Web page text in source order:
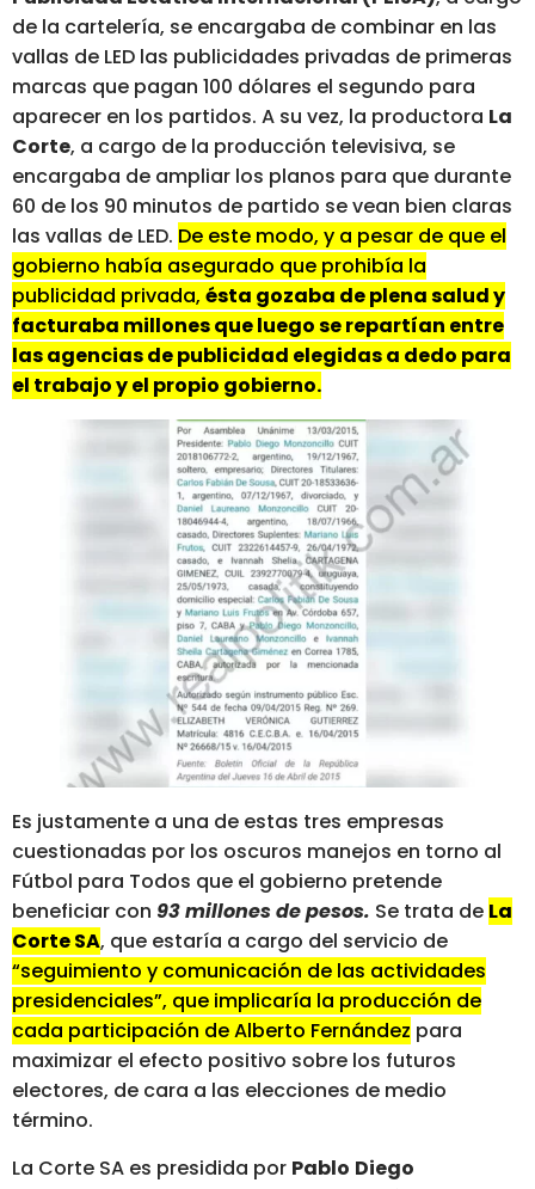
de la cartelería, se encargaba de combinar en las
vallas de LED las publicidades privadas de primeras
marcas que pagan 100 dólares el segundo para
aparecer en los partidos. A su vez, la productora La
Corte, a cargo de la producción televisiva, se
encargaba de ampliar los planos para que durante
60 de los 90 minutos de partido se vean bien claras
las vallas de LED. De este modo, y a pesar de que el
gobierno había asegurado que prohibía la
publicidad privada, ésta gozaba de plena salud y
facturaba millones que luego se repartían entre
las agencias de publicidad elegidas a dedo para
el trabajo y el propio gobierno.
Es justamente a una de estas tres empresas
cuestionadas por los oscuros manejos en torno al
Fútbol para Todos que el gobierno pretende
beneficiar con 93 millones de pesos. Se trata de La
Corte SA, que estaría a cargo del servicio de
“seguimiento y comunicación de las actividades
presidenciales”, que implicaría la producción de
cada participación de Alberto Fernández para
maximizar el efecto positivo sobre los futuros
electores, de cara a las elecciones de medio
término.
La Corte SA es presidida por Pablo Diego